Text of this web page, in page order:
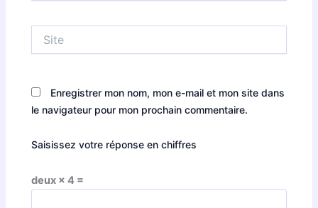
Enregistrer mon nom, mon e-mail et mon site dans
le navigateur pour mon prochain commentaire.
Saisissez votre réponse en chiffres
deux × 4 =